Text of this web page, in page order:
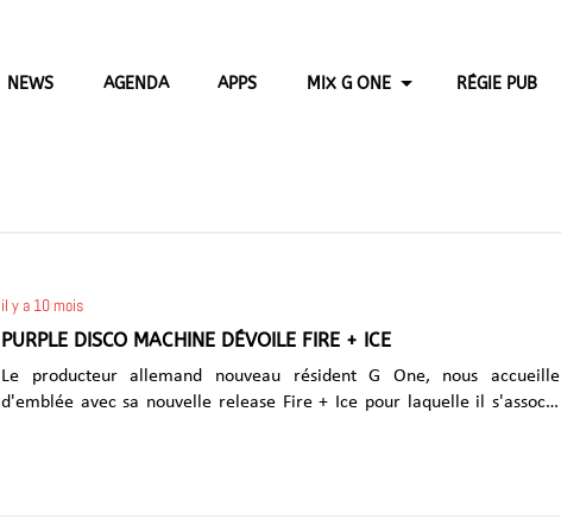
NEWS AGENDA APPS MIX G ONE RÉGIE PUB
il y a 10 mois
PURPLE DISCO MACHINE DÉVOILE FIRE + ICE
Le producteur allemand nouveau résident G One, nous accueille
d'emblée avec sa nouvelle release Fire + Ice pour laquelle il s'associe